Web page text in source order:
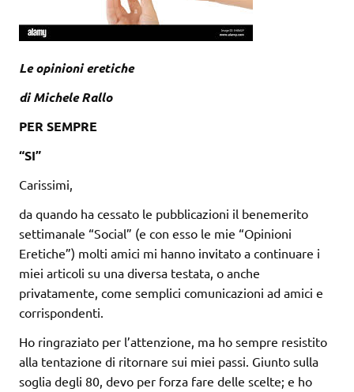
Le opinioni eretiche
di Michele Rallo
PER SEMPRE
“SI”
Carissimi,
da quando ha cessato le pubblicazioni il benemerito
settimanale “Social” (e con esso le mie “Opinioni
Eretiche”) molti amici mi hanno invitato a continuare i
miei articoli su una diversa testata, o anche
privatamente, come semplici comunicazioni ad amici e
corrispondenti.
Ho ringraziato per l’attenzione, ma ho sempre resistito
alla tentazione di ritornare sui miei passi. Giunto sulla
soglia degli 80, devo per forza fare delle scelte; e ho